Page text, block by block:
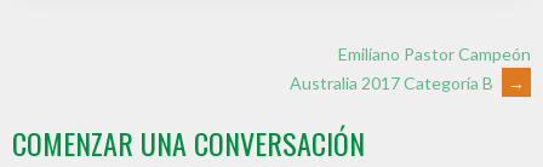
Emiliano Pastor Campeón
Australia 2017 Categoría B
→
COMENZAR UNA CONVERSACIÓN